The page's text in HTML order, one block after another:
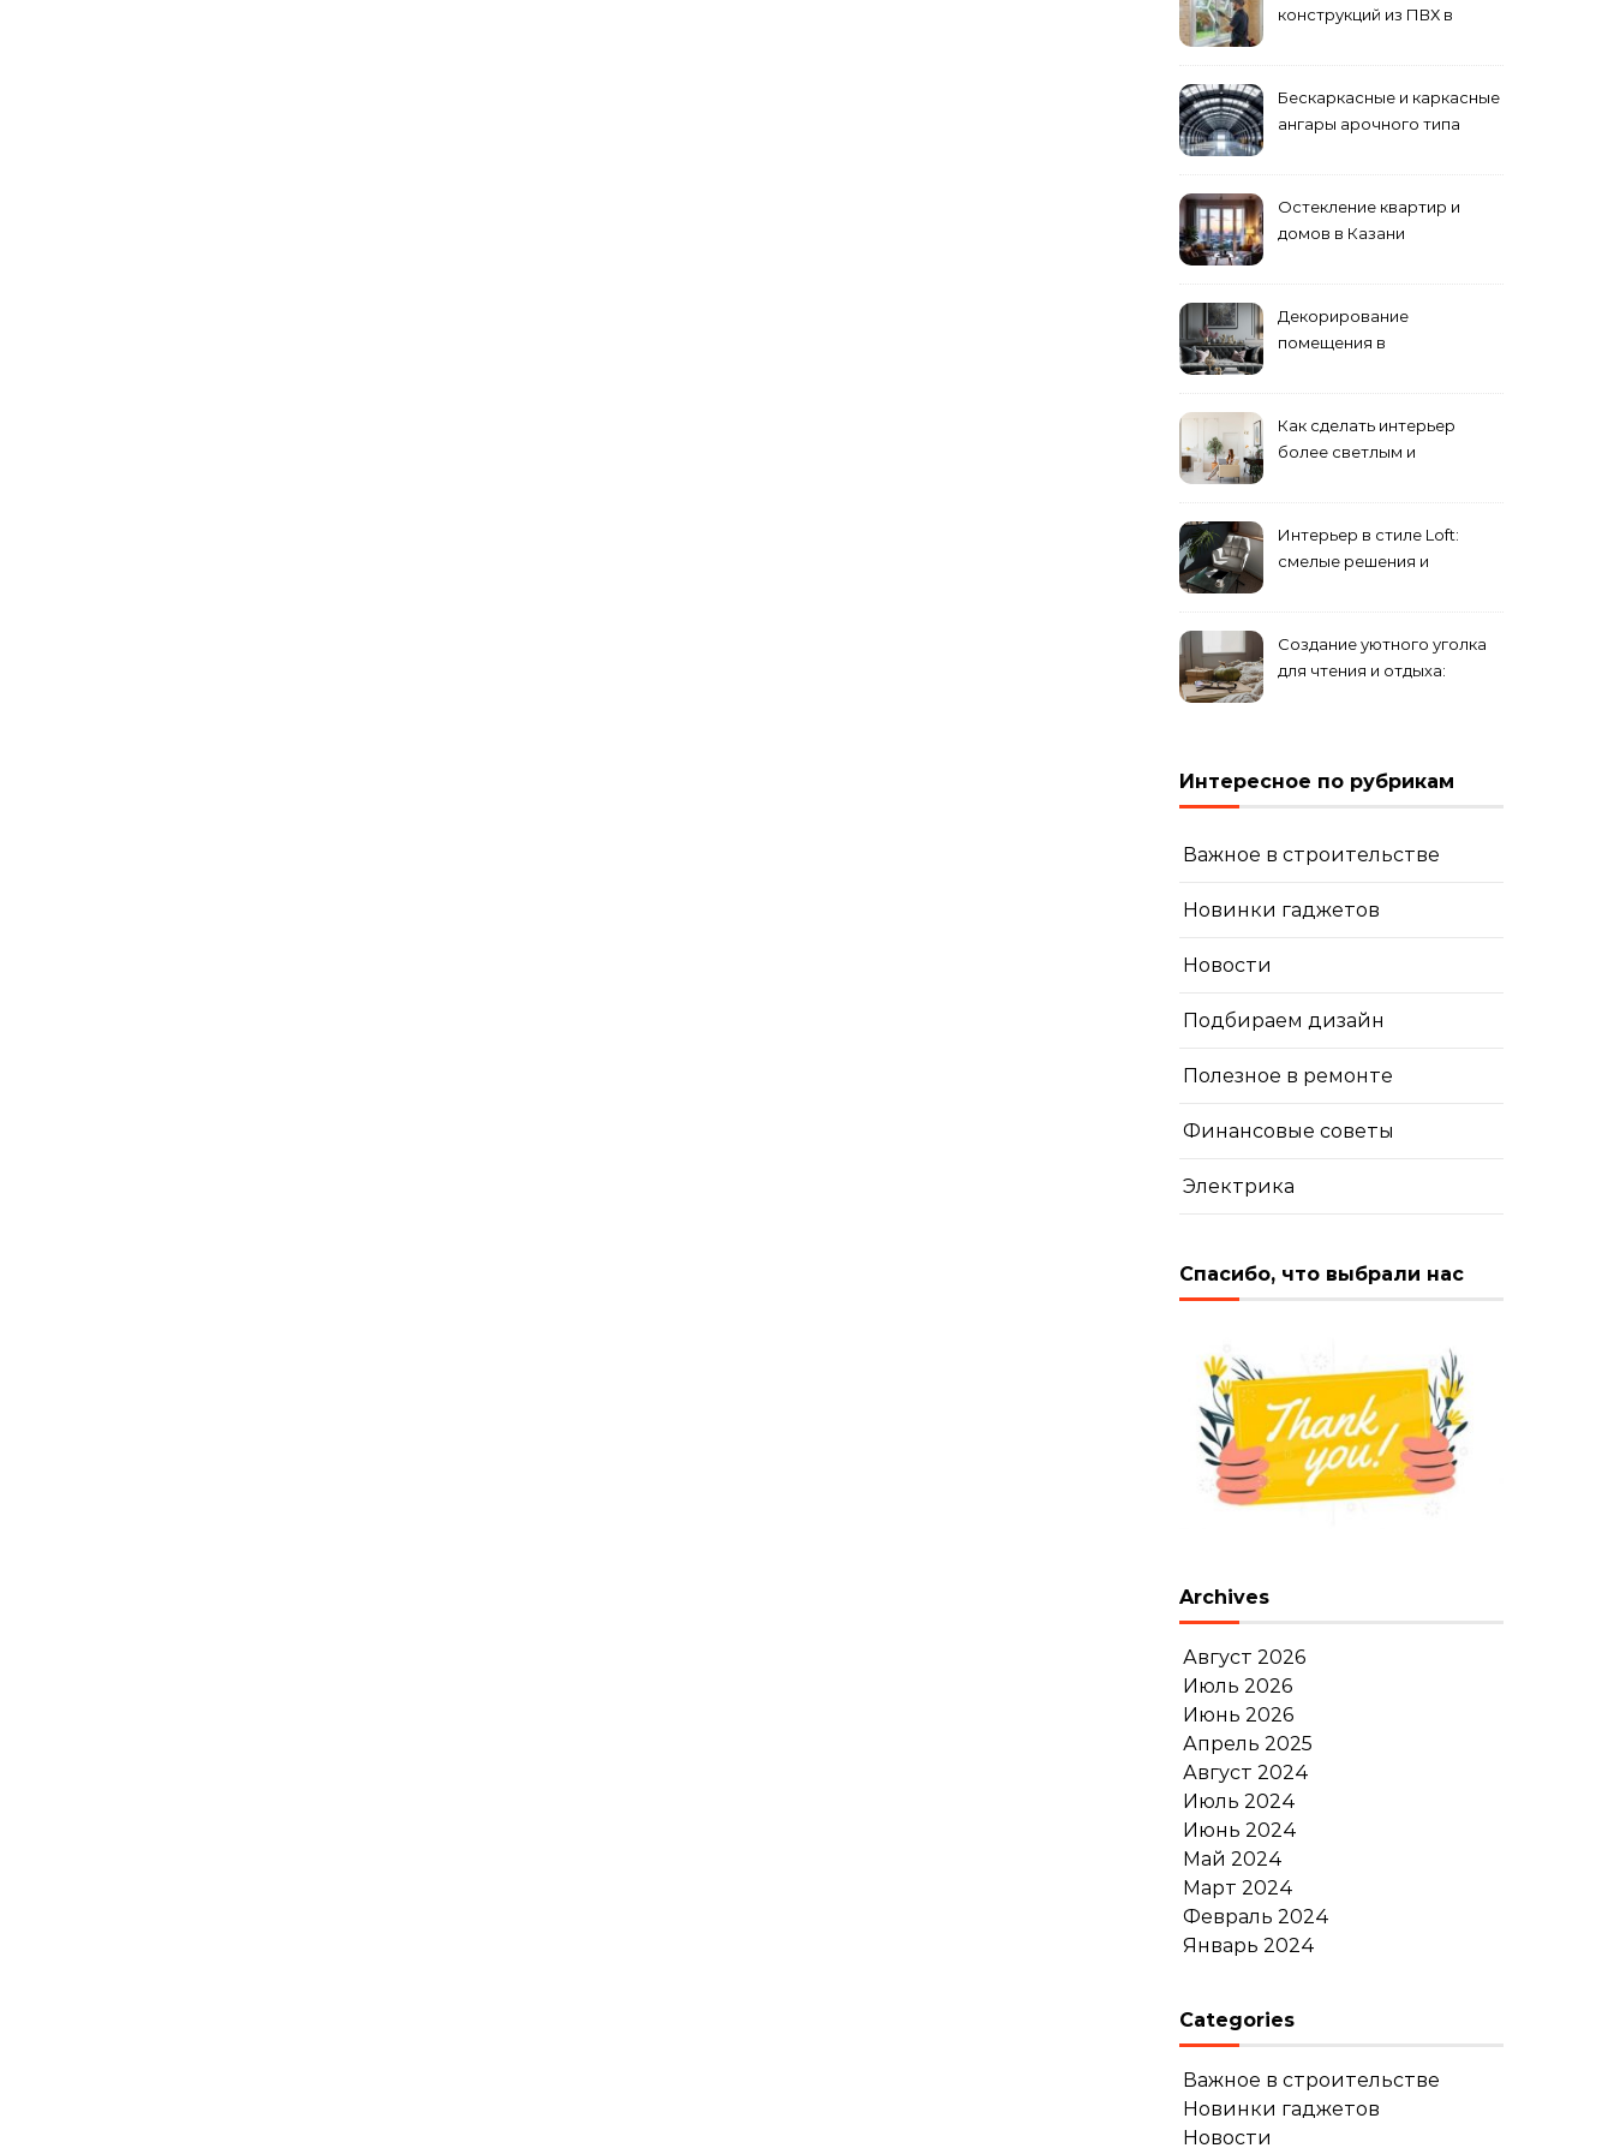
конструкций из ПВХ в
Бескаркасные и каркасные
ангары арочного типа
Остекление квартир и
домов в Казани
Декорирование
помещения в
направлений для создания
уникального комплекса
Как сделать интерьер
более светлым и
помещения
Интерьер в стиле Loft:
смелые решения и
Создание уютного уголка
для чтения и отдыха:
Интересное по рубрикам
Важное в строительстве
Новинки гаджетов
Новости
Подбираем дизайн
Полезное в ремонте
Финансовые советы
Электрика
Спасибо, что выбрали нас
Archives
Август 2026
Июль 2026
Июнь 2026
Апрель 2025
Август 2024
Июль 2024
Июнь 2024
Май 2024
Март 2024
Февраль 2024
Январь 2024
Categories
Важное в строительстве
Новинки гаджетов
Новости